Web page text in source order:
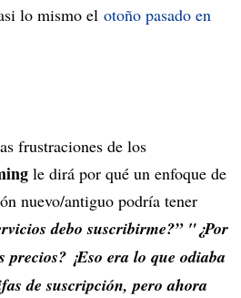
lo mismo el otoño pasado en
frustraciones de los
le dirá por qué un enfoque de
nuevo/antiguo podría tener
debo suscribirme?” "¿Por
precios? ¡Eso era lo que odiaba
de suscripción, pero ahora